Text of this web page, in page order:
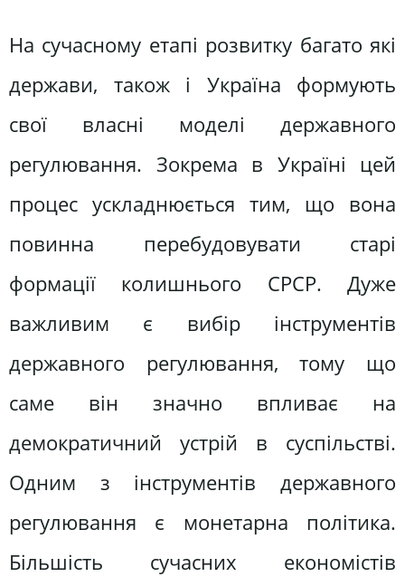
На сучасному етапі розвитку багато які
держави, також і Україна формують
свої власні моделі державного
регулювання. Зокрема в Україні цей
процес ускладнюється тим, що вона
повинна перебудовувати старі
формації колишнього СРСР. Дуже
важливим є вибір інструментів
державного регулювання, тому що
саме він значно впливає на
демократичний устрій в суспільстві.
Одним з інструментів державного
регулювання є монетарна політика.
Більшість сучасних економiстів